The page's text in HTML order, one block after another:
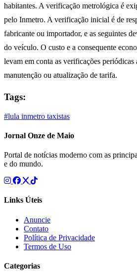
habitantes. A verificação metrológica é
pelo Inmetro. A verificação inicial é de
fabricante ou importador, e as seguintes
do veículo. O custo e a consequente
levam em conta as verificações periódicas
manutenção ou atualização de tarifa.
Tags:
#lula inmetro taxistas
Jornal Onze de Maio
Portal de notícias moderno com as
e do mundo.
Links Úteis
Anuncie
Contato
Política de Privacidade
Termos de Uso
Categorias